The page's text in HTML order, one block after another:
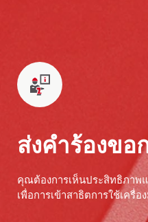
ส่งคำร้องขอ
คุณต้องการเห็นประสิทธิภาพ
เพื่อการเข้าสาธิตการใช้เครื่